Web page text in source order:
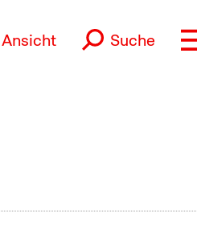
Ansicht Suche